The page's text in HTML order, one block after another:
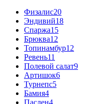
Физалис20
Эндивий18
Спаржа15
Брюква12
Топинамбур12
Ревень11
Полевой салат9
Артишок6
Турнепс5
Бамия4